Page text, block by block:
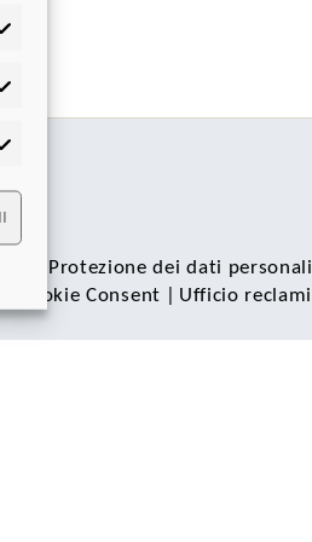
Protezione dei dati personali
Cookie Consent Ufficio reclami